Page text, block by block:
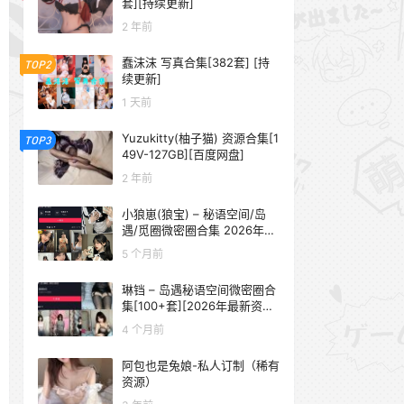
2 年前
TOP2
蠢沫沫 写真合集[382套] [持
续更新]
1 天前
TOP3
Yuzukitty(柚子猫) 资源合集[1
49V-127GB][百度网盘]
2 年前
小狼崽(狼宝) – 秘语空间/岛
遇/觅圈微密圈合集 2026年抖
音资源更新中
5 个月前
琳铛 – 岛遇秘语空间微密圈合
集[100+套][2026年最新资源
更新中]
4 个月前
阿包也是兔娘-私人订制（稀有
资源）